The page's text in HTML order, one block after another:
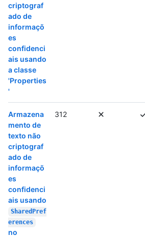
criptograf
ado de
informaçõ
es
confidenci
ais usando
a classe
'Properties
'
Armazena
mento de
texto não
criptograf
ado de
informaçõ
es
confidenci
ais usando
SharedPref
erences
no
312